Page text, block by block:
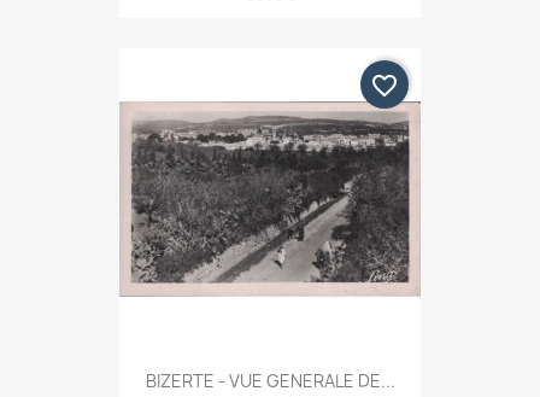
BIZERTE - VUE GENERALE DE...
favorite_border